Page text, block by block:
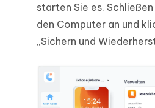
starten Sie es.
den Computer an und
„Sichern und